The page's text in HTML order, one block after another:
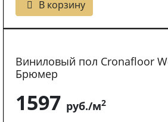
В корзину
Виниловый пол Cronafloor
Брюмер
1597 руб./м2